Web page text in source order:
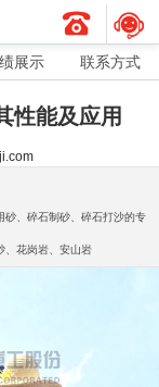
展示 联系方式
性能及应用
砂、碎石制砂、碎石打沙的专
、花岗岩、安山岩